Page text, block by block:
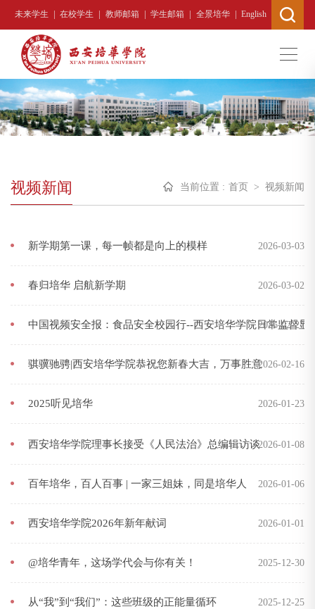
未来学生 | 在校学生 | 教师邮箱 | 学生邮箱 | 全景培华 | English
视频新闻 当前位置 : 首页 > 视频新闻
新学期第一课，每一帧都是向上的模样 2026-03-03
春归培华 启航新学期 2026-03-02
中国视频安全报：食品安全校园行--西安培华学院日常监督显
2026-02-27
骐骥驰骋|西安培华学院恭祝您新春大吉，万事胜意2026-02-16
2025听见培华 2026-01-23
西安培华学院理事长接受《人民法治》总编辑访谈2026-01-08
百年培华，百人百事 | 一家三姐妹，同是培华人 2026-01-06
西安培华学院2026年新年献词 2026-01-01
@培华青年，这场学代会与你有关！ 2025-12-30
从“我”到“我们”：这些班级的正能量循环 2025-12-25